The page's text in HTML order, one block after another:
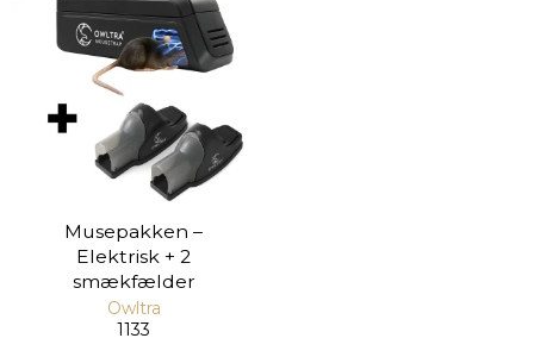
Musepakken –
Elektrisk + 2
smækfælder
Owltra
1133